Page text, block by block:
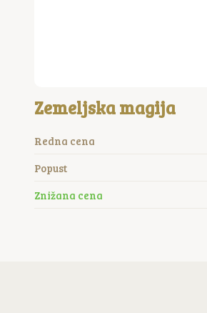
Zemeljska magija
Redna cena
Popust
Znižana cena